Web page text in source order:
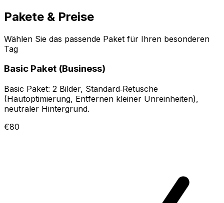
Pakete & Preise
Wählen Sie das passende Paket für Ihren besonderen
Tag
Basic Paket (Business)
Basic Paket: 2 Bilder, Standard‑Retusche
(Hautoptimierung, Entfernen kleiner Unreinheiten),
neutraler Hintergrund.
€80